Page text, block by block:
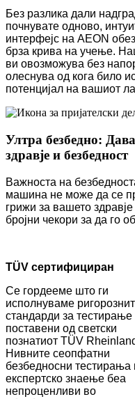
Без разлика дали
почнувате одново,
интерфејс на AEON
брза крива на учење.
ви овозможува без
олеснува од кога било
потенцијал на вашиот
Ултра безбедно:
здравје и безбедност
Важноста на
машина не може да се
грижи за вашето
бројни чекори за да го
TÜV сертифициран
Се гордееме што ги
исполнуваме
стандарди за тестирање
поставени од светски
познатиот TÜV
Нивните сеопфатни
безбедносни тестирања
експертско знаење беа
непроценливи во